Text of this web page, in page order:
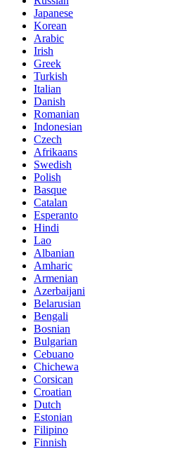
Japanese
Korean
Arabic
Irish
Greek
Turkish
Italian
Danish
Romanian
Indonesian
Czech
Afrikaans
Swedish
Polish
Basque
Catalan
Esperanto
Hindi
Lao
Albanian
Amharic
Armenian
Azerbaijani
Belarusian
Bengali
Bosnian
Bulgarian
Cebuano
Chichewa
Corsican
Croatian
Dutch
Estonian
Filipino
Finnish